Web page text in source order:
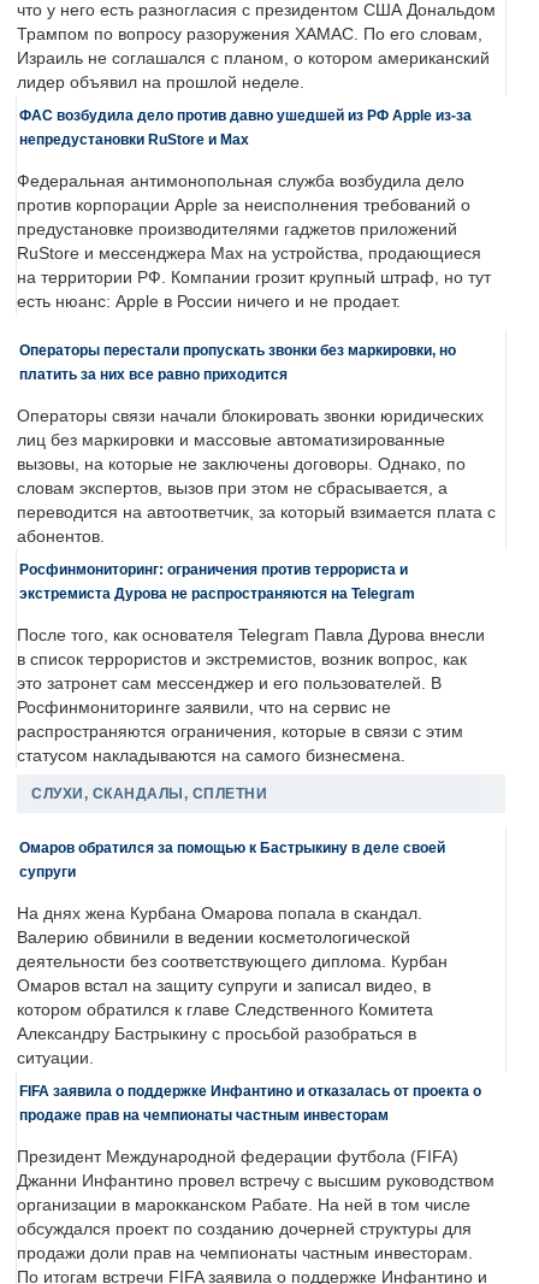
что у него есть разногласия с президентом США Дональдом
Трампом по вопросу разоружения ХАМАС. По его словам,
Израиль не соглашался с планом, о котором американский
лидер объявил на прошлой неделе.
ФАС возбудила дело против давно ушедшей из РФ Apple из-за
непредустановки RuStore и Max
Федеральная антимонопольная служба возбудила дело
против корпорации Apple за неисполнения требований о
предустановке производителями гаджетов приложений
RuStore и мессенджера Max на устройства, продающиеся
на территории РФ. Компании грозит крупный штраф, но тут
есть нюанс: Apple в России ничего и не продает.
Операторы перестали пропускать звонки без маркировки, но
платить за них все равно приходится
Операторы связи начали блокировать звонки юридических
лиц без маркировки и массовые автоматизированные
вызовы, на которые не заключены договоры. Однако, по
словам экспертов, вызов при этом не сбрасывается, а
переводится на автоответчик, за который взимается плата с
абонентов.
Росфинмониторинг: ограничения против террориста и
экстремиста Дурова не распространяются на Telegram
После того, как основателя Telegram Павла Дурова внесли
в список террористов и экстремистов, возник вопрос, как
это затронет сам мессенджер и его пользователей. В
Росфинмониторинге заявили, что на сервис не
распространяются ограничения, которые в связи с этим
статусом накладываются на самого бизнесмена.
СЛУХИ, СКАНДАЛЫ, СПЛЕТНИ
Омаров обратился за помощью к Бастрыкину в деле своей
супруги
На днях жена Курбана Омарова попала в скандал.
Валерию обвинили в ведении косметологической
деятельности без соответствующего диплома. Курбан
Омаров встал на защиту супруги и записал видео, в
котором обратился к главе Следственного Комитета
Александру Бастрыкину с просьбой разобраться в
ситуации.
FIFA заявила о поддержке Инфантино и отказалась от проекта о
продаже прав на чемпионаты частным инвесторам
Президент Международной федерации футбола (FIFA)
Джанни Инфантино провел встречу с высшим руководством
организации в марокканском Рабате. На ней в том числе
обсуждался проект по созданию дочерней структуры для
продажи доли прав на чемпионаты частным инвесторам.
По итогам встречи FIFA заявила о поддержке Инфантино и